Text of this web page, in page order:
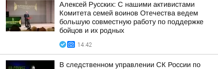
Алексей Русских: С нашими активистами
Комитета семей воинов Отечества ведем
большую совместную работу по поддержке
бойцов и их родных
14:42
В следственном управлении СК России по